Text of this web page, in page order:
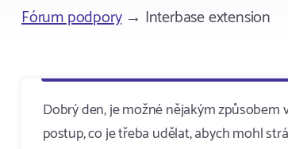
Fórum podpory→ Interbase extension
Dobrý den, je možné nějakým způsobem
postup, co je třeba udělat, abych mohl